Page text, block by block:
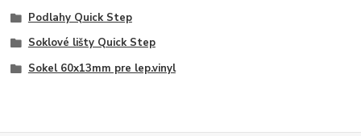
Podlahy Quick Step
Soklové lišty Quick Step
Sokel 60x13mm pre lep.vinyl